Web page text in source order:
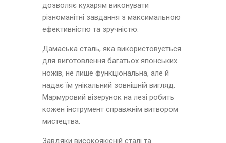
дозволяє кухарям виконувати
різноманітні завдання з максимальною
ефективністю та зручністю.
Дамаська сталь, яка використовується
для виготовлення багатьох японських
ножів, не лише функціональна, але й
надає їм унікальний зовнішній вигляд.
Мармуровий візерунок на лезі робить
кожен інструмент справжнім витвором
мистецтва.
Завдяки високоякісній сталі та